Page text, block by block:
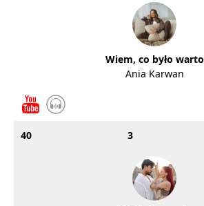
Wiem, co było warto
Ania Karwan
40 3